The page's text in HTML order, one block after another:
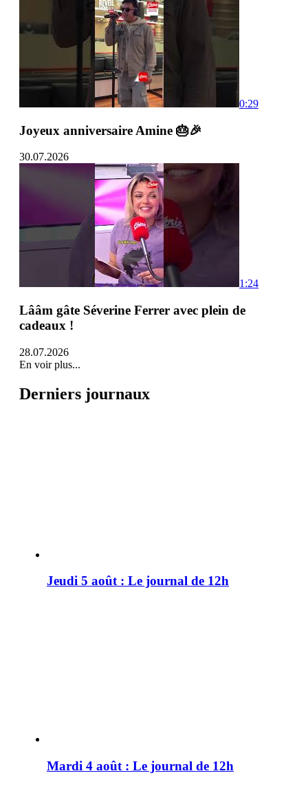
0:29
Joyeux anniversaire Amine 🎂🎉
30.07.2026
1:24
Lââm gâte Séverine Ferrer avec plein de
cadeaux !
28.07.2026
En voir plus...
Derniers journaux
Jeudi 5 août : Le journal de 12h
Mardi 4 août : Le journal de 12h